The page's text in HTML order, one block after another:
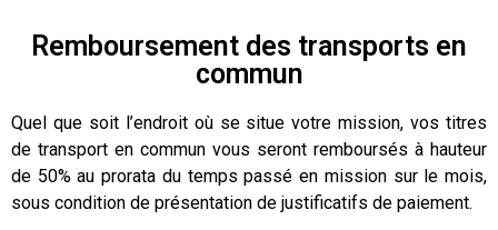
Remboursement des transports en
commun
Quel que soit l’endroit où se situe votre mission, vos titres
de transport en commun vous seront remboursés à hauteur
de 50% au prorata du temps passé en mission sur le mois,
sous condition de présentation de justificatifs de paiement.